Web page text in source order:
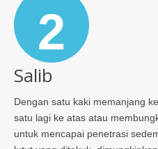
2
Salib
Dengan satu kaki memanjang
satu lagi ke atas atau
untuk mencapai penetrasi